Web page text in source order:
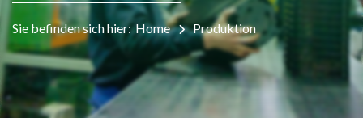
Sie befinden sich hier: Home Produktion